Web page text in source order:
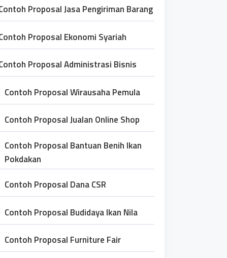
Proposal Jasa Pengiriman Barang
Proposal Ekonomi Syariah
Proposal Administrasi Bisnis
Contoh Proposal Wirausaha Pemula
Contoh Proposal Jualan Online Shop
Contoh Proposal Bantuan Benih Ikan
Pokdakan
Contoh Proposal Dana CSR
Contoh Proposal Budidaya Ikan Nila
Contoh Proposal Furniture Fair